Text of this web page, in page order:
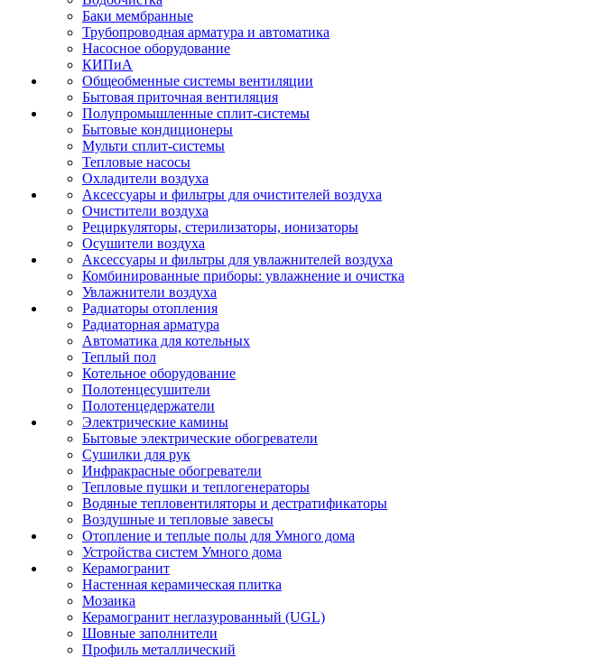
Баки мембранные
Трубопроводная арматура и автоматика
Насосное оборудование
КИПиА
Общеобменные системы вентиляции
Бытовая приточная вентиляция
Полупромышленные сплит-системы
Бытовые кондиционеры
Мульти сплит-системы
Тепловые насосы
Охладители воздуха
Аксессуары и фильтры для очистителей воздуха
Очистители воздуха
Рециркуляторы, стерилизаторы, ионизаторы
Осушители воздуха
Аксессуары и фильтры для увлажнителей воздуха
Комбинированные приборы: увлажнение и очистка
Увлажнители воздуха
Радиаторы отопления
Радиаторная арматура
Автоматика для котельных
Теплый пол
Котельное оборудование
Полотенцесушители
Полотенцедержатели
Электрические камины
Бытовые электрические обогреватели
Сушилки для рук
Инфракрасные обогреватели
Тепловые пушки и теплогенераторы
Водяные тепловентиляторы и дестратификаторы
Воздушные и тепловые завесы
Отопление и теплые полы для Умного дома
Устройства систем Умного дома
Керамогранит
Настенная керамическая плитка
Мозаика
Керамогранит неглазурованный (UGL)
Шовные заполнители
Профиль металлический